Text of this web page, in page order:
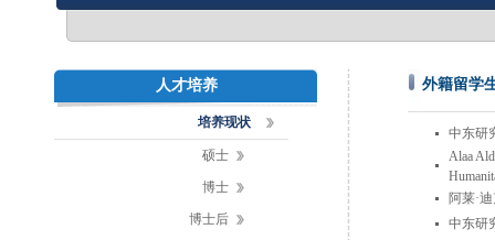
人才培养
培养现状
硕士
博士
博士后
外籍留学
中东研
Alaa
阿莱·
中东研